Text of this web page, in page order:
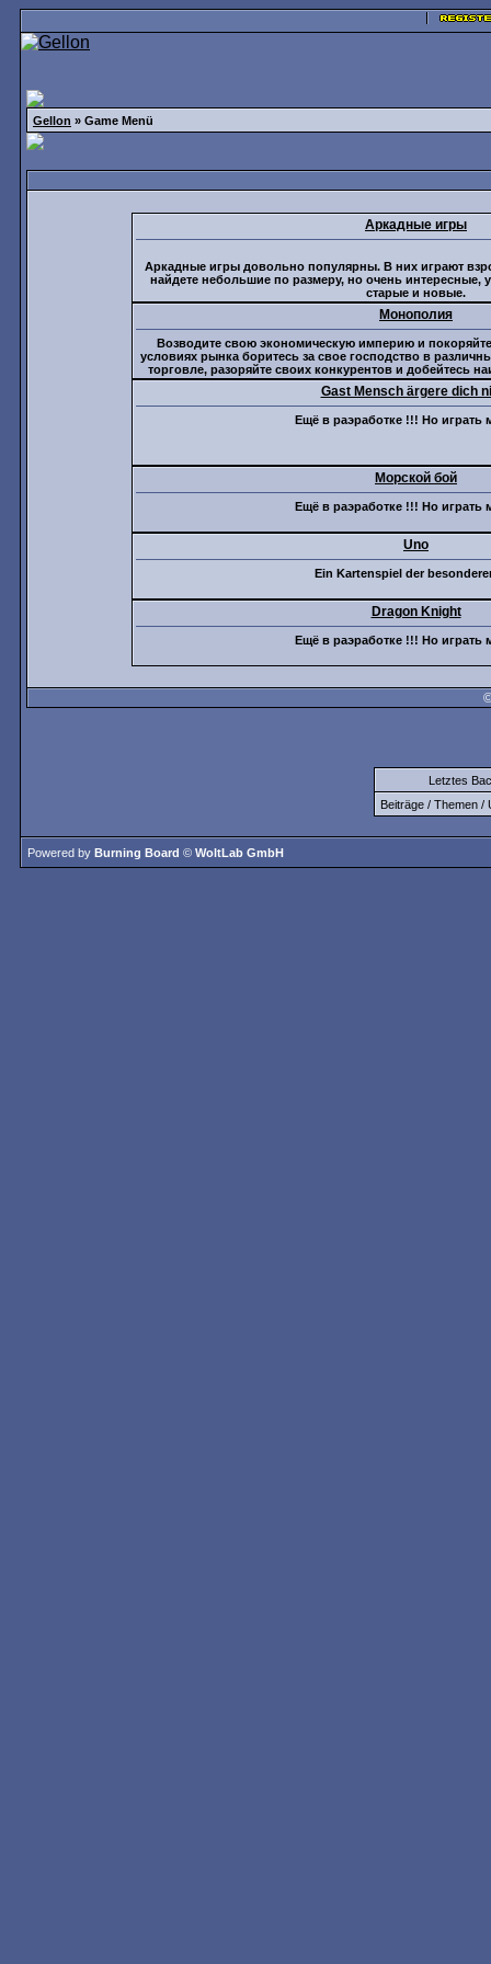
Gellon » Game Menü
Аркадные игры
Аркадные игры довольно популярны. В них играют
найдете небольшие по размеру, но очень интересные,
старые и новые.
Монополия
Возводите свою экономическую империю и
условиях рынка боритесь за свое господство в
торговле, разоряйте своих конкурентов и добейтесь
Gast Mensch ärgere dich
Ещё в раэработке !!! Но играть
Морской бой
Ещё в раэработке !!! Но играть
Uno
Ein Kartenspiel der
Dragon Knight
Ещё в раэработке !!! Но играть
Letztes
Beiträge / Themen /
Powered by Burning Board © WoltLab GmbH